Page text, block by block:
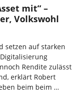
mit“ –
Volkswohl
setzen auf starken
Rendite zulässt
erklärt Robert
beim beim …